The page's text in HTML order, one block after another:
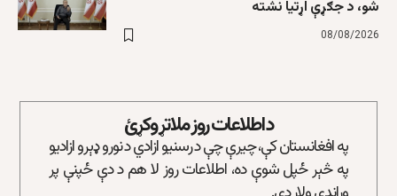
شو، د جګړې اړتیا نشته
08/08/2026
د اطلاعات روز ملاتړ وکړئ
په افغانستان کې، چیرې چې د رسنیو ازادي د نورو ډېرو ازادیو
په څېر ځپل شوې ده، اطلاعات روز لا هم د دې ځپنې پر